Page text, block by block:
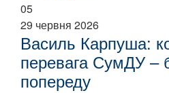
05
29 червня 2026
Василь Карпуша:
перевага СумДУ –
попереду